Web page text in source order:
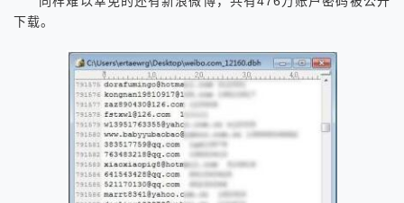
下载。